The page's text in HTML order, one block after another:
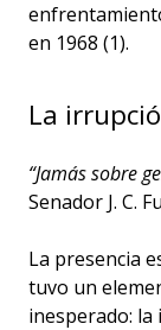
en 1968 (1).
La
“Jamás sobre
Senador J. C.
La presencia
tuvo un
inesperado: la